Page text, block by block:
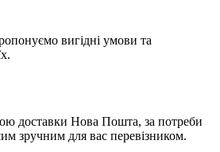
вигідні умови та
доставки Нова Пошта, за потреби
зручним для вас перевізником.